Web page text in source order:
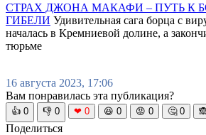
СТРАХ ДЖОНА МАКАФИ – ПУТЬ К
ГИБЕЛИ Удивительная сага борца с
началась в Кремниевой долине, а
тюрьме
16 августа 2023, 17:06
Вам понравилась эта публикация?
👍 0 👎 0 ❤ 0 😆 0 😡 0 🤔 0
Поделиться